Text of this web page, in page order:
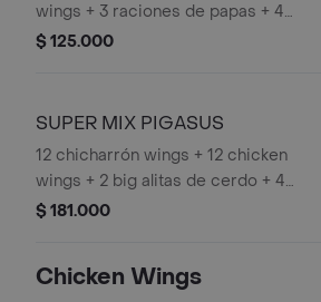
wings + 3 raciones de papas + 4
mazorcas + queso papialpa + salsa de
$ 125.000
SUPER MIX PIGASUS
12 chicharrón wings + 12 chicken
wings + 2 big alitas de cerdo + 4
raciones de papas + 4 mazorcas +
$ 181.000
Chicken Wings